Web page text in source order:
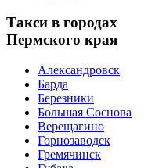
Такси в городах
Пермского края
Александровск
Барда
Березники
Большая Соснова
Верещагино
Горнозаводск
Гремячинск